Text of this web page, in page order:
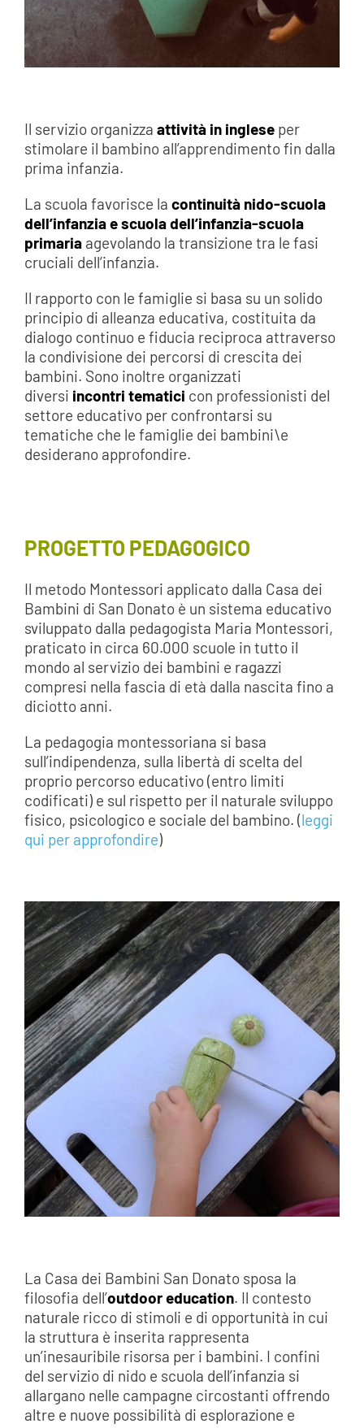
Il servizio organizza attività in ingleseper
stimolare il bambino all’apprendimento fin dalla
prima infanzia.
La scuola favorisce la continuità nido-scuola
dell’infanzia e scuola dell’infanzia-scuola
primariaagevolando la transizione tra le fasi
cruciali dell’infanzia.
Il rapporto con le famiglie si basa su un solido
principio di alleanza educativa, costituita da
dialogo continuo e fiducia reciproca attraverso
la condivisione dei percorsi di crescita dei
bambini. Sono inoltre organizzati
diversi incontri tematici con professionisti del
settore educativo per confrontarsi su
tematiche che le famiglie dei bambini\e
desiderano approfondire.
PROGETTO PEDAGOGICO
Il metodo Montessori applicato dalla Casa dei
Bambini di San Donato è un sistema educativo
sviluppato dalla pedagogista Maria Montessori,
praticato in circa 60.000 scuole in tutto il
mondo al servizio dei bambini e ragazzi
compresi nella fascia di età dalla nascita fino a
diciotto anni.
La pedagogia montessoriana si basa
sull’indipendenza, sulla libertà di scelta del
proprio percorso educativo (entro limiti
codificati) e sul rispetto per il naturale sviluppo
fisico, psicologico e sociale del bambino. (leggi
qui per approfondire)
La Casa dei Bambini San Donato sposa la
filosofia dell’outdoor education. Il contesto
naturale ricco di stimoli e di opportunità in cui
la struttura è inserita rappresenta
un’inesauribile risorsa per i bambini. I confini
del servizio di nido e scuola dell’infanzia si
allargano nelle campagne circostanti offrendo
altre e nuove possibilità di esplorazione e